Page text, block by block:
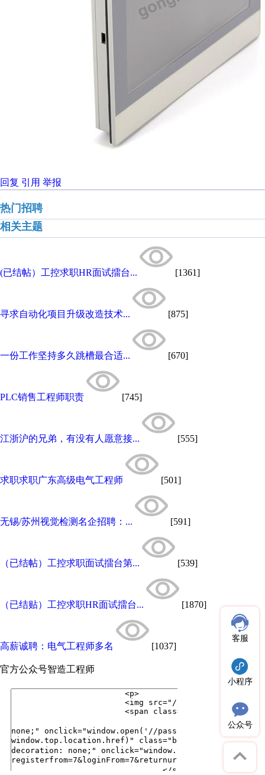
回复 引用 举报
热门招聘
相关主题
(已结帖）工控求职HR面试擂台... [1361]
寻求自动化项目升级改造技术... [875]
一份工作坚持多久跳槽最合适... [670]
PLC销售工程师职责 [745]
江浙沪的兄弟，有没有人愿意接... [555]
求职求职广东高级电气工程师 [501]
无锡/苏州视觉检测名企招聘：... [591]
（已结帖）工控求职面试擂台第... [539]
（已结贴）工控求职HR面试擂台... [1870]
高薪诚聘：电气工程师多名 [1037]
官方公众号智造工程师
客服
小程序
公众号